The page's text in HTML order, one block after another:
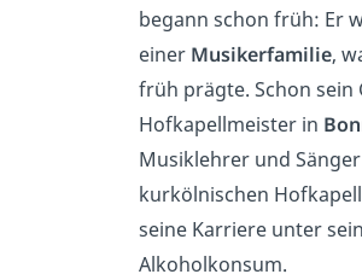
begann schon früh: Er
einer Musikerfamilie,
früh prägte. Schon sein
Hofkapellmeister in
Musiklehrer und
kurkölnischen
seine Karriere unter
Alkoholkonsum.